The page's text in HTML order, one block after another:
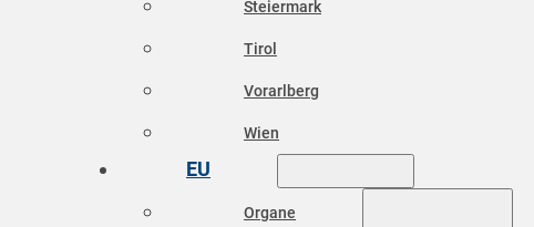
Steiermark
Tirol
Vorarlberg
Wien
EU
Organe